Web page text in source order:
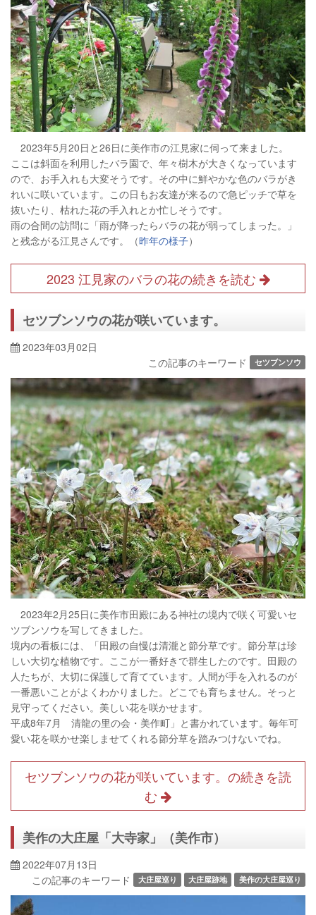
2023年5月20日と26日に美作市の江見家に伺って来ました。
ここは斜面を利用したバラ園で、年々樹木が大きくなっています
ので、お手入れも大変そうです。その中に鮮やかな色のバラがき
れいに咲いています。この日もお友達が来るので急ピッチで草を
抜いたり、枯れた花の手入れとか忙しそうです。
雨の合間の訪問に「雨が降ったらバラの花が弱ってしまった。」
と残念がる江見さんです。（昨年の様子）
2023 江見家のバラの花の続きを読む
セツブンソウの花が咲いています。
2023年03月02日
この記事のキーワード
セツブンソウ
2023年2月25日に美作市田殿にある神社の境内で咲く可愛いセ
ツブンソウを写してきました。
境内の看板には、「田殿の自慢は清瀧と節分草です。節分草は珍
しい大切な植物です。ここが一番好きで群生したのです。田殿の
人たちが、大切に保護して育てています。人間が手を入れるのが
一番悪いことがよくわかりました。どこでも育ちません。そっと
見守ってください。美しい花を咲かせます。
平成8年7月 清龍の里の会・美作町」と書かれています。毎年可
愛い花を咲かせ楽しませてくれる節分草を踏みつけないでね。
セツブンソウの花が咲いています。の続きを読
む
美作の大庄屋「大寺家」（美作市）
2022年07月13日
この記事のキーワード
大庄屋巡り 大庄屋跡地 美作の大庄屋巡り